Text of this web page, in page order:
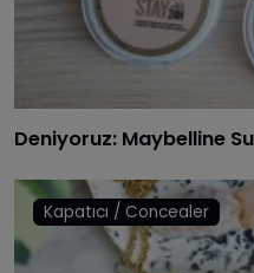
Deniyoruz: Maybelline
Kapatıcı / Concealer